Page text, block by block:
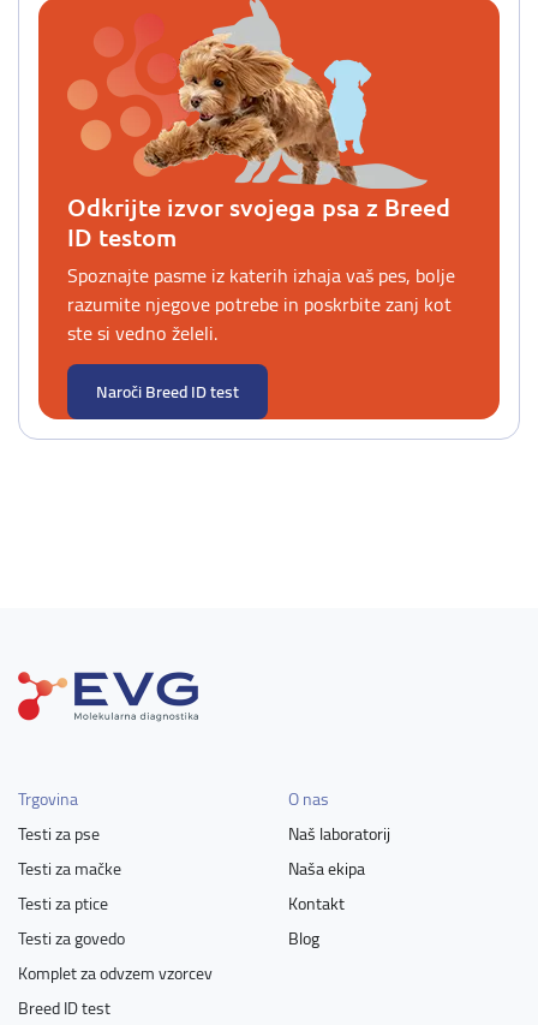
Odkrijte izvor svojega psa z Breed
ID testom
Spoznajte pasme iz katerih izhaja vaš pes, bolje
razumite njegove potrebe in poskrbite zanj kot
ste si vedno želeli.
Naroči Breed ID test
Trgovina
Testi za pse
Testi za mačke
Testi za ptice
Testi za govedo
Komplet za odvzem vzorcev
Breed ID test
O nas
Naš laboratorij
Naša ekipa
Kontakt
Blog